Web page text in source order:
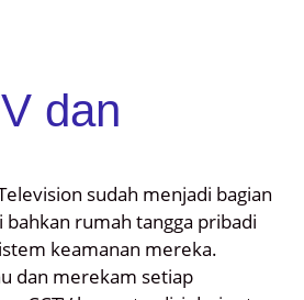
dan
sudah menjadi bagian
rumah tangga pribadi
keamanan mereka.
dan merekam setiap